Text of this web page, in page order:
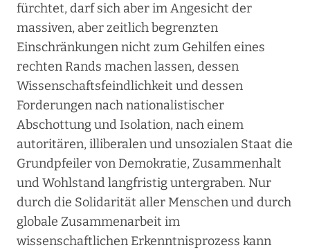
fürchtet, darf sich aber im Angesicht der
massiven, aber zeitlich begrenzten
Einschränkungen nicht zum Gehilfen eines
rechten Rands machen lassen, dessen
Wissenschaftsfeindlichkeit und dessen
Forderungen nach nationalistischer
Abschottung und Isolation, nach einem
autoritären, illiberalen und unsozialen Staat die
Grundpfeiler von Demokratie, Zusammenhalt
und Wohlstand langfristig untergraben. Nur
durch die Solidarität aller Menschen und durch
globale Zusammenarbeit im
wissenschaftlichen Erkenntnisprozess kann